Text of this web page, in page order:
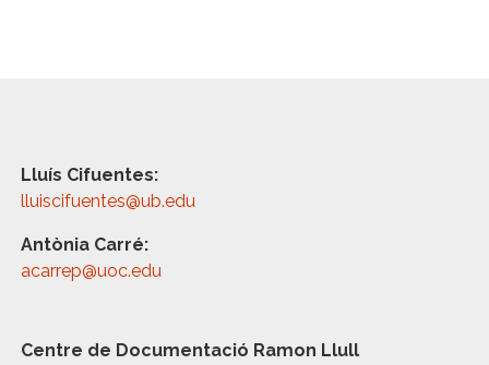
Lluís Cifuentes:
lluiscifuentes@ub.edu
Antònia Carré:
acarrep@uoc.edu
Centre de Documentació Ramon Llull